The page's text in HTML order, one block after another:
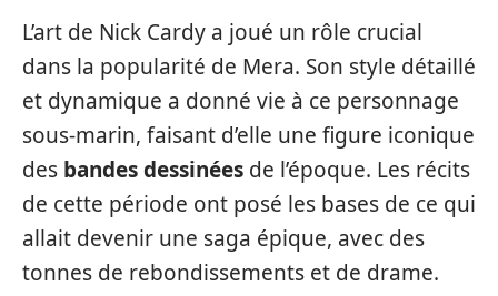
L’art de Nick Cardy a joué un rôle crucial
dans la popularité de Mera. Son style détaillé
et dynamique a donné vie à ce personnage
sous-marin, faisant d’elle une figure iconique
des bandes dessinées de l’époque. Les récits
de cette période ont posé les bases de ce qui
allait devenir une saga épique, avec des
tonnes de rebondissements et de drame.